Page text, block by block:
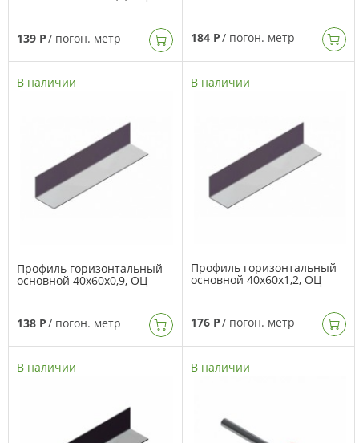
139 Р/ погон. метр 184 Р/ погон. метр
В наличии
Профиль горизонтальный
основной 40х60х0,9, ОЦ
138 Р/ погон. метр
В наличии
Профиль горизонтальный
основной 40х60х1,2, ОЦ
176 Р/ погон. метр
В наличии В наличии